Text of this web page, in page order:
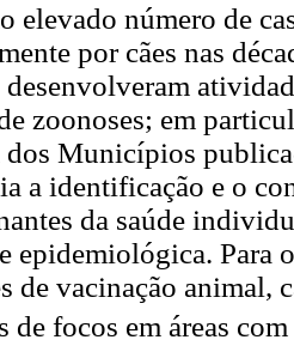
elevado número de
por cães nas
desenvolveram
zoonoses; em
dos Municípios
a identificação e o
da saúde
epidemiológica. Para
de vacinação animal,
de focos em áreas